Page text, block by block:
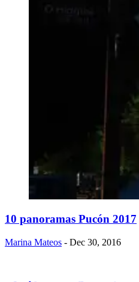
10 panoramas Pucón 2017
Marina Mateos - Dec 30, 2016